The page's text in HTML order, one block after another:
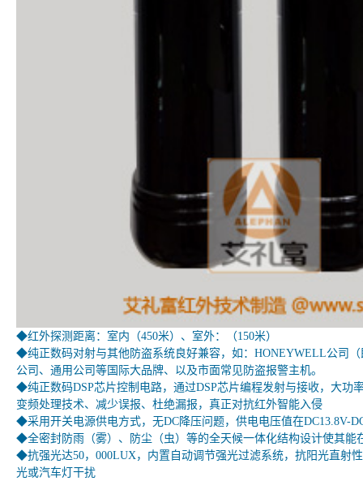
◆红外探测距离：室内（450米）、室外：（150米）
◆纯正数码对射与其他防盗系统良好兼容，如：HONEYWELL公司（
公司、通用公司等国际大品牌、以及市面常见防盗报警主机。
◆纯正数码DSP芯片控制电路，通过DSP芯片编程发射与接收，大功
变频处理技术、减少误报、杜绝漏报，真正对抗红外智能入侵
◆采用开关电源供电方式，无DC降压问题，供电电压值在DC13.8V-
◆全密封防雨（雾）、防尘（虫）等的全天候一体化结构设计使其能
◆抗强光达50，000LUX，内置自动调节强光过滤系统，抗阳光直射
光或汽车灯干扰